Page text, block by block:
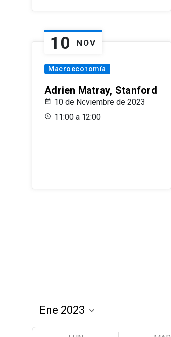
10 NOV
Macroeconomía
Adrien Matray, Stanford
10 de Noviembre de 2023
11:00 a 12:00